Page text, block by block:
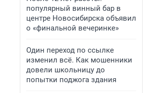
популярный винный бар в
центре Новосибирска объявил
о «финальной вечеринке»
Один переход по ссылке
изменил всё. Как мошенники
довели школьницу до
попытки поджога здания